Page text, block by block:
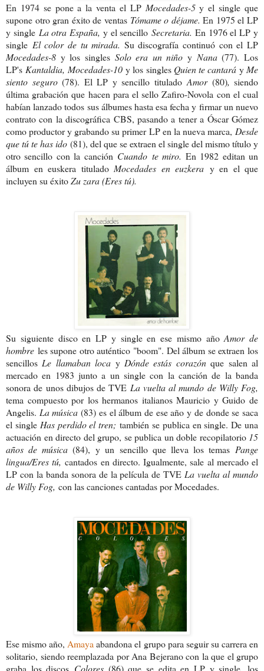
En 1974 se pone a la venta el LP Mocedades-5y el single que
supone otro gran éxito de ventas Tómame o déjame. En 1975 el LP
y single La otra España, y el sencilloSecretaria. En 1976 el LP y
single El color de tu mirada. Su discografía continuó con el LP
Mocedades-8 y los singles Solo era un niñoy Nana(77). Los
LP's Kantaldia, Mocedades-10 y los singles Quien te cantará y Me
siento seguro (78). El LP y sencillo titulado Amor (80), siendo
última grabación que hacen para el sello Zafiro-Novola con el cual
habían lanzado todos sus álbumes hasta esa fecha y firmar un nuevo
contrato con la discográfica CBS, pasando a tener a Óscar Gómez
como productor y grabando su primer LP en la nueva marca, Desde
que tú te has ido (81), del que se extraen el single del mismo título y
otro sencillo con la canción Cuando te miro. En 1982 editan un
álbum en euskera titulado Mocedades en euzkera y en el que
incluyen su éxitoZu zara (Eres tú).
Su siguiente disco en LP y single en ese mismo añoAmor de
hombre les supone otro auténtico "boom". Del álbum se extraen los
sencillos Le llamaban loca y Dónde estás corazónque salen al
mercado en 1983 junto a un single con la canción de la banda
sonora de unos dibujos de TVE La vuelta al mundo de Willy Fog,
tema compuesto por los hermanos italianos Mauricio y Guido de
Angelis. La música(83) es el álbum de ese año y de donde se saca
el single Has perdido el tren;también se publica en single. De una
actuación en directo del grupo, se publica un doble recopilatorio 15
años de música(84), y un sencillo que lleva los temas Pange
lingua/Eres tú,cantados en directo. Igualmente, sale al mercado el
LP con la banda sonora de la película de TVE La vuelta al mundo
de Willy Fog, con las canciones cantadas por Mocedades.
Ese mismo año, Amaya abandona el grupo para seguir su carrera en
solitario, siendo reemplazada por Ana Bejerano con la que el grupo
graba los discos Colores (86) que se edita en LP y single, los